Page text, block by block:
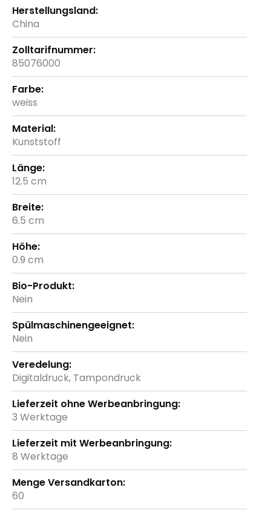
China
85076000
weiss
Kunststoff
12.5 cm
6.5 cm
0.9 cm
Nein
Nein
Digitaldruck, Tampondruck
3 Werktage
8 Werktage
60